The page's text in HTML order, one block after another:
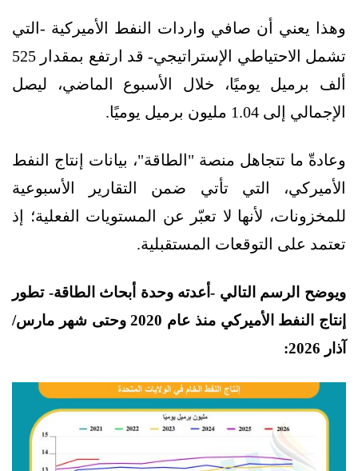
وهذا يعني أن صافي واردات النفط الأميركية -التي
تشمل الاحتياطي الإستراتيجي- قد ارتفع بمقدار 525
ألف برميل يوميًا، خلال الأسبوع الماضي، ليصل
الإجمالي إلى 1.04 مليون برميل يوميًا.
وعادةّ ما تتجاهل منصة "الطاقة"، بيانات إنتاج النفط
الأميركي، التي تأتي ضمن التقارير الأسبوعية
للمخزونات، لأنها لا تعبّر عن المستويات الفعلية؛ إذ
تعتمد على التوقعات المستقبلية.
ويوضح الرسم التالي -أعدته وحدة أبحاث الطاقة- تطور
إنتاج النفط الأميركي منذ عام 2020 وحتى شهر مارس/
آذار 2026: